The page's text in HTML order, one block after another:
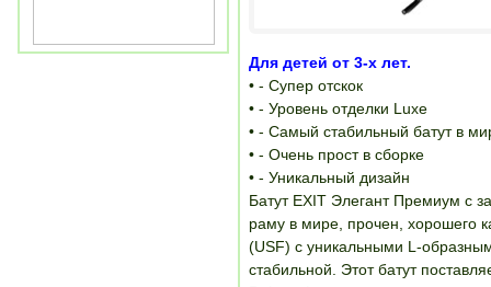
Для детей от 3-х лет.
• - Супер отскок
• - Уровень отделки Luxe
• - Самый стабильный батут в
• - Очень прост в сборке
• - Уникальный дизайн
Батут EXIT Элегант Премиум с
раму в мире, прочен, хорошего
(USF) с уникальными L-
стабильной. Этот батут